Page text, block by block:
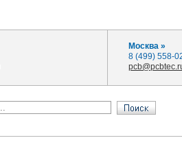
Москва »
8 (499) 558-